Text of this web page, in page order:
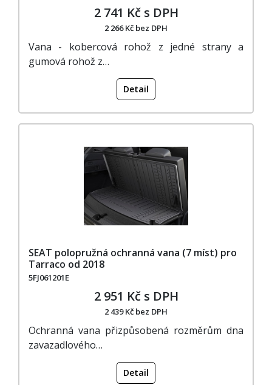
2 741 Kč s DPH
2 266 Kč bez DPH
Vana - kobercová rohož z jedné strany a
gumová rohož z…
Detail
SEAT polopružná ochranná vana (7 míst) pro
Tarraco od 2018
5FJ061201E
2 951 Kč s DPH
2 439 Kč bez DPH
Ochranná vana přizpůsobená rozměrům dna
zavazadlového…
Detail